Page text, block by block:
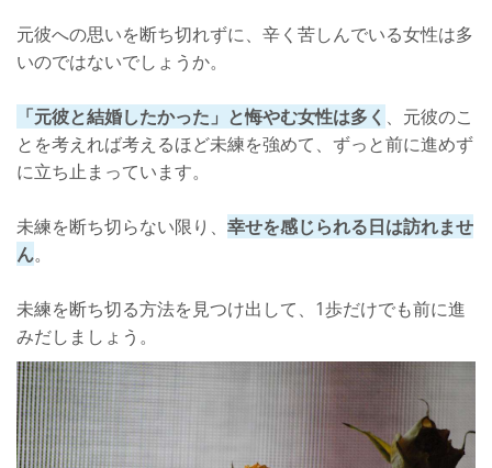
元彼への思いを断ち切れずに、辛く苦しんでいる女性は多
いのではないでしょうか。
「元彼と結婚したかった」と悔やむ女性は多く 、元彼のこ
とを考えれば考えるほど未練を強めて、ずっと前に進めず
に立ち止まっています。
未練を断ち切らない限り、 幸せを感じられる日は訪れませ
ん。
未練を断ち切る方法を見つけ出して、1歩だけでも前に進
みだしましょう。